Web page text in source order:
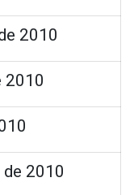
2010
2010
2010